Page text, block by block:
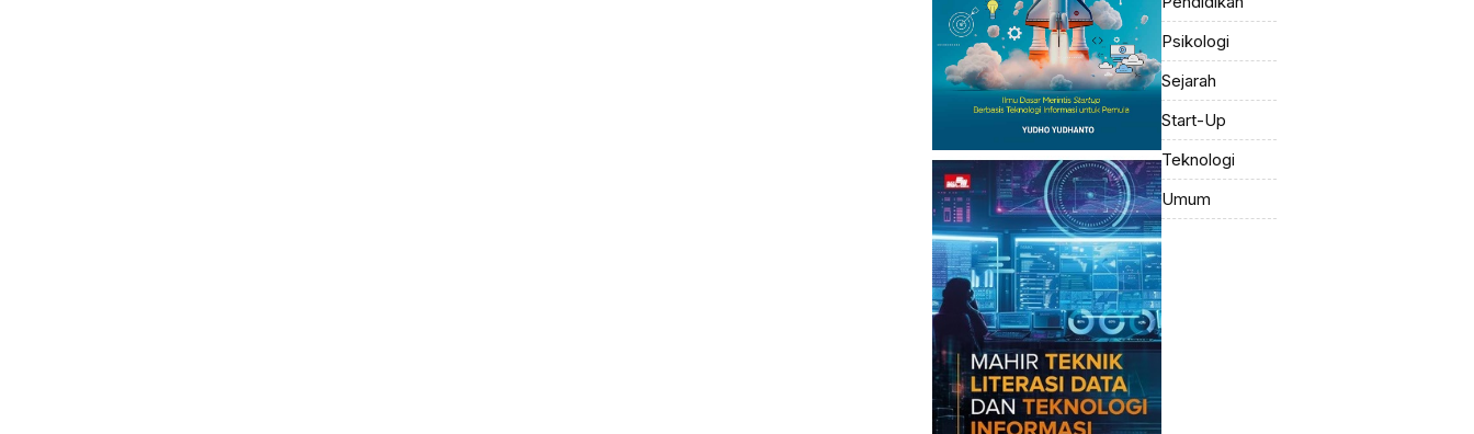
Psikologi
Sejarah
Start-Up
Teknologi
Umum